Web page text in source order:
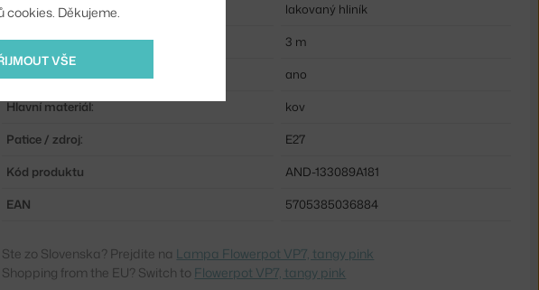
Materiál:
lakovaný hliník
Délka kabelu:
3 m
ano
Hlavní materiál:
kov
Patice / zdroj:
E27
Kód produktu
AND-133089A181
EAN
5705385036884
Ste zo Slovenska? Prejdite na Lampa Flowerpot VP7, tangy pink
Shopping from the EU? Switch to Flowerpot VP7, tangy pink
cookies. Děkujeme.
VŠE